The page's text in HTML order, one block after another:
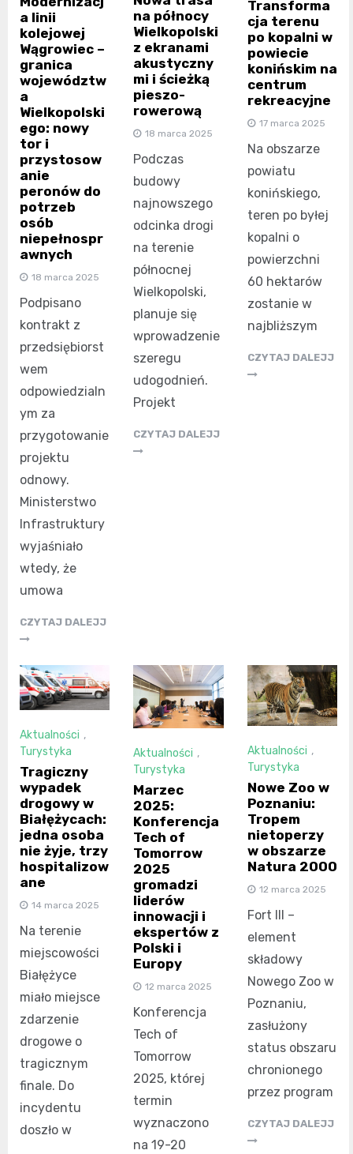
a linii
kolejowej
Wągrowiec –
granica
województw
a
Wielkopolski
ego: nowy
tor i
przystosow
anie
peronów do
potrzeb
osób
niepełnospr
awnych
18 marca 2025
Podpisano
kontrakt z
przedsiębiorst
wem
odpowiedzialn
ym za
przygotowanie
projektu
odnowy.
Ministerstwo
Infrastruktury
wyjaśniało
wtedy, że
umowa
CZYTAJ DALEJJ
na północy
Wielkopolski
z ekranami
akustyczny
mi i ścieżką
pieszo-
rowerową
18 marca 2025
Podczas
budowy
najnowszego
odcinka drogi
na terenie
północnej
Wielkopolski,
planuje się
wprowadzenie
szeregu
udogodnień.
Projekt
CZYTAJ DALEJJ
Transforma
cja terenu
po kopalni w
powiecie
konińskim na
centrum
rekreacyjne
17 marca 2025
Na obszarze
powiatu
konińskiego,
teren po byłej
kopalni o
powierzchni
60 hektarów
zostanie w
najbliższym
CZYTAJ DALEJJ
Aktualności ,
Turystyka
Tragiczny
wypadek
drogowy w
Białężycach:
jedna osoba
nie żyje, trzy
hospitalizow
ane
14 marca 2025
Na terenie
miejscowości
Białężyce
miało miejsce
zdarzenie
drogowe o
tragicznym
finale. Do
incydentu
doszło w
Aktualności ,
Turystyka
Marzec
2025:
Konferencja
Tech of
Tomorrow
2025
gromadzi
liderów
innowacji i
ekspertów z
Polski i
Europy
12 marca 2025
Konferencja
Tech of
Tomorrow
2025, której
termin
wyznaczono
na 19-20
Aktualności ,
Turystyka
Nowe Zoo w
Poznaniu:
Tropem
nietoperzy
w obszarze
Natura 2000
12 marca 2025
Fort III –
element
składowy
Nowego Zoo w
Poznaniu,
zasłużony
status obszaru
chronionego
przez program
CZYTAJ DALEJJ